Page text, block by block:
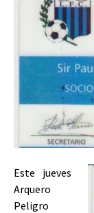
Este jueves
Arquero
Peligro